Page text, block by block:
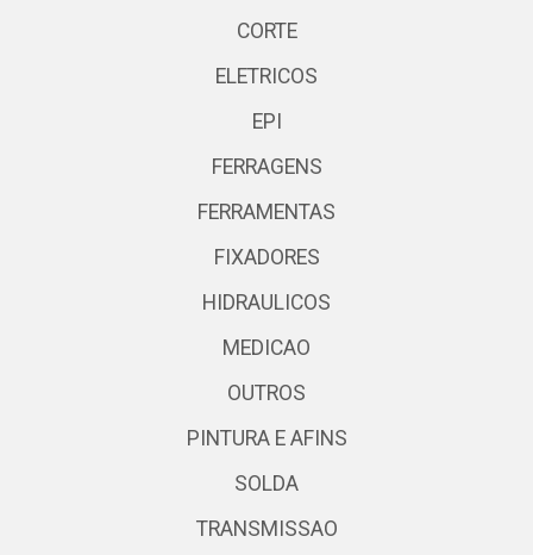
CORTE
ELETRICOS
EPI
FERRAGENS
FERRAMENTAS
FIXADORES
HIDRAULICOS
MEDICAO
OUTROS
PINTURA E AFINS
SOLDA
TRANSMISSAO